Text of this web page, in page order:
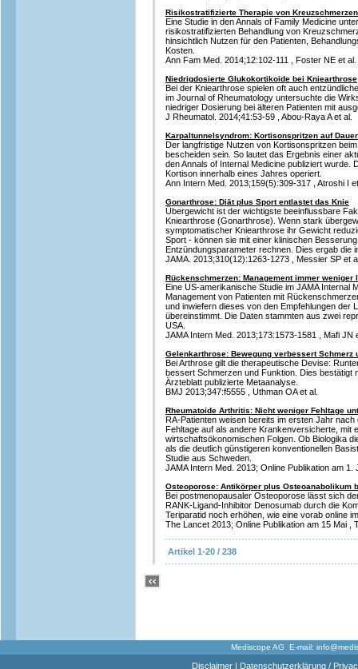
Risikostratifizierte Therapie von
Eine Studie in den Annals of Family Medicine
risikostratifizierten Behandlung von
hinsichtlich Nutzen für den Patienten,
Kosten.
Ann Fam Med. 2014;12:102-111 , Foster NE et al.
Niedrigdosierte Glukokortikoide bei Kniearthrose
Bei der Kniearthrose spielen oft auch
im Journal of Rheumatology untersuchte die
niedriger Dosierung bei älteren Patienten mit
J Rheumatol. 2014;41:53-59 , Abou-Raya A et al.
Karpaltunnelsyndrom: Kortisonspritzen auf
Der langfristige Nutzen von Kortisonspritzen
bescheiden sein. So lautet das Ergebnis einer
den Annals of Internal Medicine publiziert wurde.
Kortison innerhalb eines Jahres operiert.
Ann Intern Med. 2013;159(5):309-317 , Atroshi I
Gonarthrose: Diät plus Sport entlastet das Knie
Übergewicht ist der wichtigste beeinflussbare
Kniearthrose (Gonarthrose). Wenn stark
symptomatischer Kniearthrose ihr Gewicht
Sport - können sie mit einer klinischen
Entzündungsparameter rechnen. Dies ergab die
JAMA. 2013;310(12):1263-1273 , Messier SP et
Rückenschmerzen: Management immer weniger
Eine US-amerikanische Studie im JAMA Internal
Management von Patienten mit
und inwiefern dieses von den Empfehlungen der
übereinstimmt. Die Daten stammten aus zwei
USA.
JAMA Intern Med. 2013;173:1573-1581 , Mafi JN
Gelenkarthrose: Bewegung verbessert Schmerz
Bei Arthrose gilt die therapeutische Devise:
bessert Schmerzen und Funktion. Dies bestätigt
Ärzteblatt publizierte Metaanalyse.
BMJ 2013;347:f5555 , Uthman OA et al.
Rheumatoide Arthritis: Nicht weniger Fehltage
RA-Patienten weisen bereits im ersten Jahr
Fehltage auf als andere Krankenversicherte, mit
wirtschaftsökonomischen Folgen. Ob Biologika
als die deutlich günstigeren konventionellen
Studie aus Schweden.
JAMA Intern Med. 2013; Online Publikation am 1.
Osteoporose: Antikörper plus Osteoanabolikum
Bei postmenopausaler Osteoporose lässt sich
RANK-Ligand-Inhibitor Denosumab durch die
Teriparatid noch erhöhen, wie eine vorab online
The Lancet 2013; Online Publikation am 15 Mai ,
Artikel 1-20 / 238
Mediscope AG E-mail:
Disclaimer| Datenschutzerklärung /